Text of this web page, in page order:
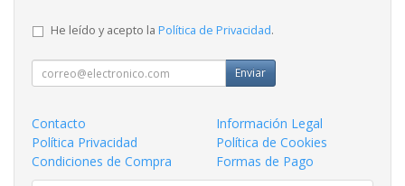
He leído y acepto la Política de Privacidad.
Enviar
Contacto
Información Legal
Política Privacidad
Política de Cookies
Condiciones de Compra
Formas de Pago